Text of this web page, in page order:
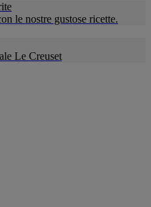
le nostre gustose ricette.
Le Creuset